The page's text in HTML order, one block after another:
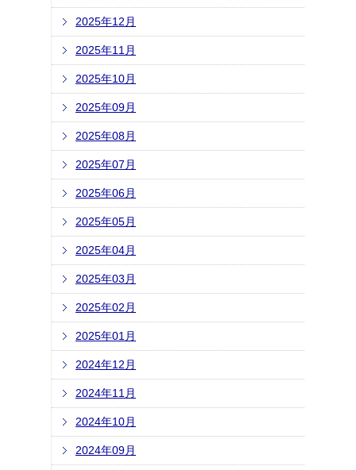
2025年12月
2025年11月
2025年10月
2025年09月
2025年08月
2025年07月
2025年06月
2025年05月
2025年04月
2025年03月
2025年02月
2025年01月
2024年12月
2024年11月
2024年10月
2024年09月